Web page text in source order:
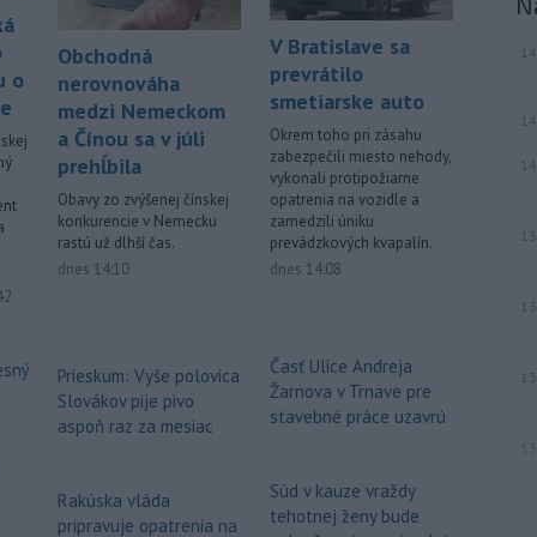
o
Obchodná
nerovnováha
medzi Nemeckom
a Čínou sa v júli
prehĺbila
Obavy zo zvýšenej čínskej
konkurencie v Nemecku
rastú už dlhší čas.
dnes 14:10
Prieskum: Vyše polovica
Slovákov pije pivo
aspoň raz za mesiac
Rakúska vláda
pripravuje opatrenia na
V Bratislave sa
prevrátilo
smetiarske auto
Okrem toho pri zásahu
zabezpečili miesto nehody,
vykonali protipožiarne
opatrenia na vozidle a
zamedzili úniku
prevádzkových kvapalín.
dnes 14:08
Časť Ulice Andreja
Žarnova v Trnave pre
stavebné práce uzavrú
Súd v kauze vraždy
tehotnej ženy bude